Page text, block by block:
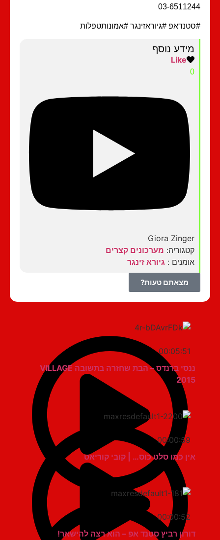
03-
#גיוראזינגר #אמונותטפלות
מידע נוסף
Giora Zinger
קטגוריה:מערכונים קצרים
אומנים :גיורא זינגר
מצאתם טעות?
00:05:51
ננסי ברנדס – הבת שחזרה בתשובה VILLAGE
00:00:59
אין כמו סלט כוס… | קובי קוריאט
00:00:52
דורון רביץ סטנד אפ – הוא רצה להישאר!